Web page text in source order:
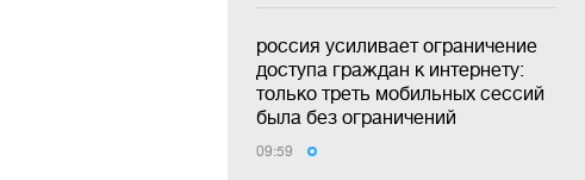
россия усиливает ограничение
доступа граждан к интернету:
только треть мобильных сессий
была без ограничений
09:59